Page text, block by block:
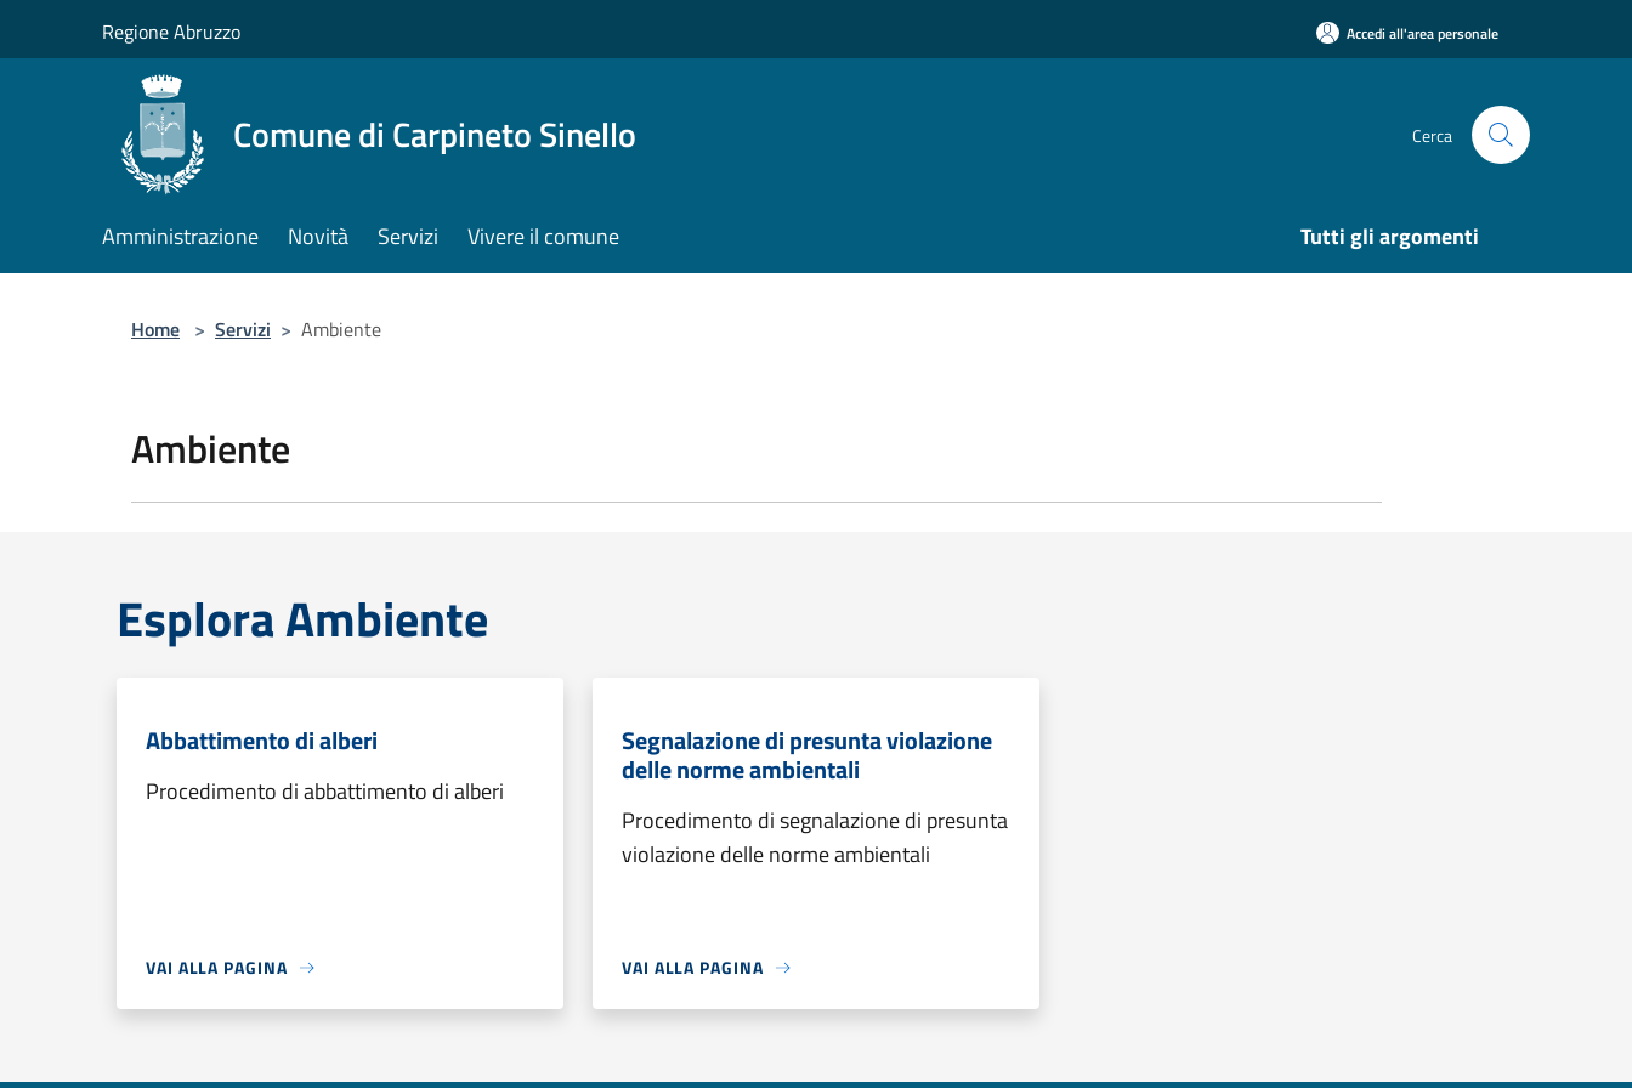
Regione Abruzzo Accedi all'area personale
Comune di Carpineto Sinello Cerca
Amministrazione Novità Servizi Vivere il comune Tutti gli argomenti
Home > Servizi > Ambiente
Ambiente
Esplora Ambiente
Abbattimento di alberi
Procedimento di abbattimento di alberi
VAI ALLA PAGINA
Segnalazione di presunta violazione
delle norme ambientali
Procedimento di segnalazione di presunta
violazione delle norme ambientali
VAI ALLA PAGINA